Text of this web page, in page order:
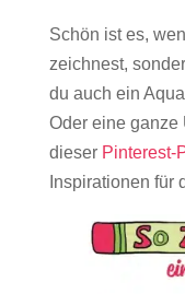
Schön ist es,
zeichnest,
du auch ein
Oder eine ganze
dieser Pinterest-
Inspirationen für